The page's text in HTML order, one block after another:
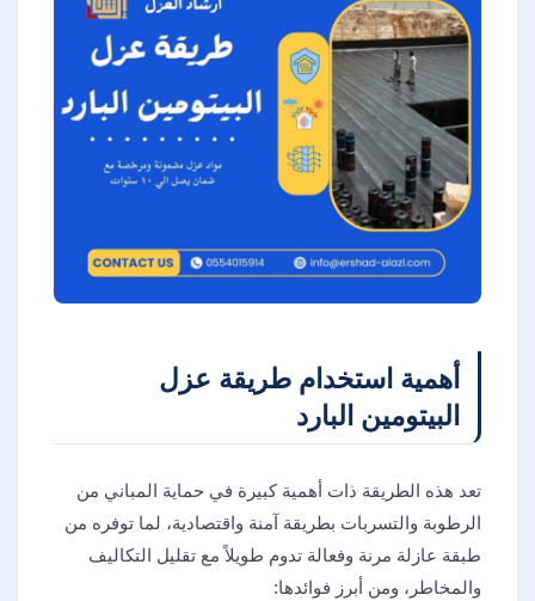
أهمية استخدام طريقة عزل
البيتومين البارد
تعد هذه الطريقة ذات أهمية كبيرة في حماية المباني من
الرطوبة والتسربات بطريقة آمنة واقتصادية، لما توفره من
طبقة عازلة مرنة وفعالة تدوم طويلاً مع تقليل التكاليف
والمخاطر، ومن أبرز فوائدها: